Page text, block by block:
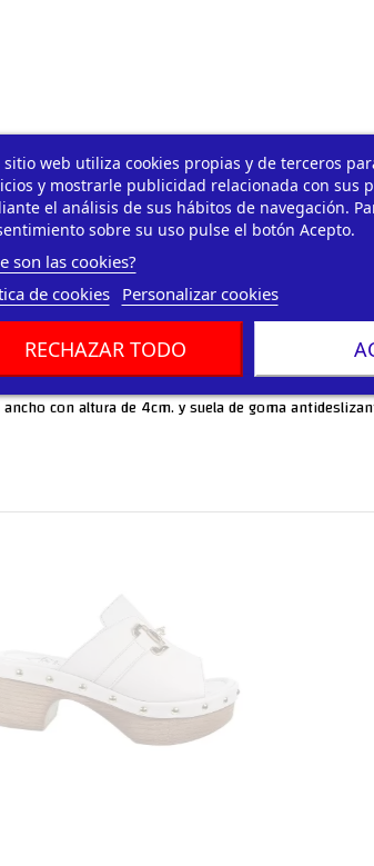
sitio web utiliza cookies propias y de terceros
y mostrarle publicidad relacionada con sus
el análisis de sus hábitos de navegación.
sobre su uso pulse el botón Acepto.
son las cookies?
de cookies
Personalizar cookies
RECHAZAR TODO
con altura de 4cm. y suela de goma